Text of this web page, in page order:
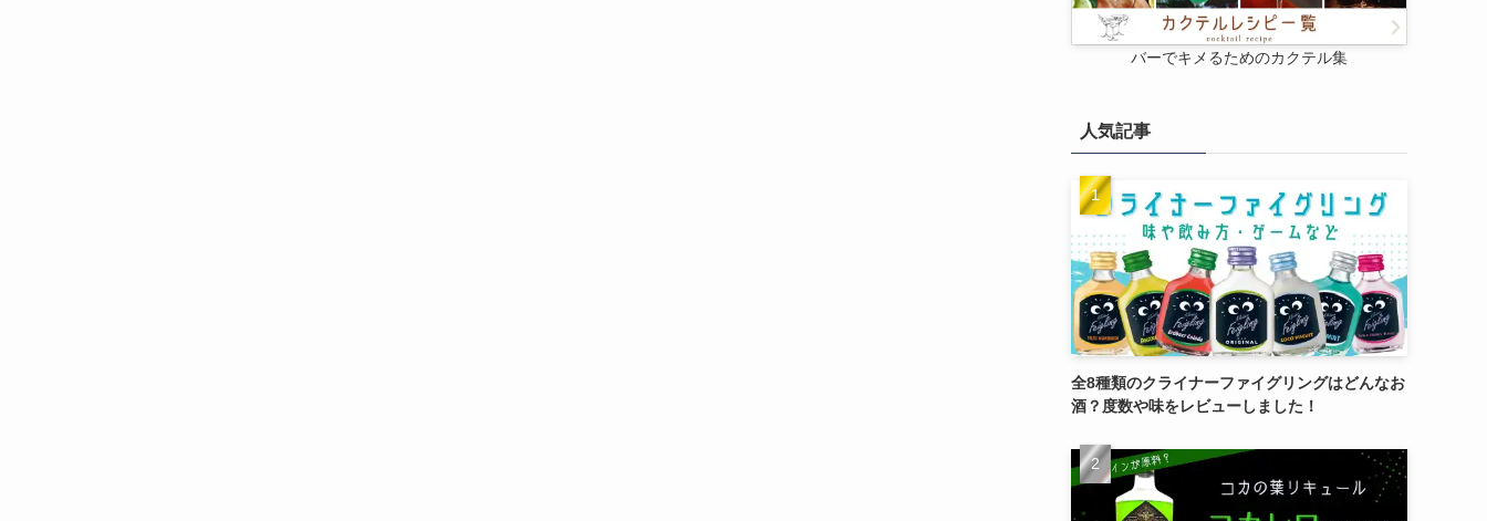
バーでキメるためのカクテル集
人気記事
全8種類のクライナーファイグリングはどんなお
酒？度数や味をレビューしました！